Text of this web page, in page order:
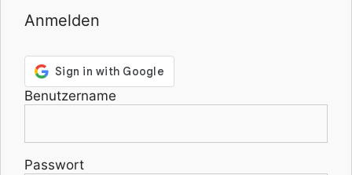
Anmelden
Benutzername
Passwort